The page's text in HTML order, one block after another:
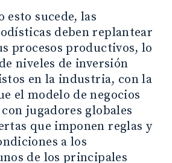
sucede, las
deben replantear
procesos productivos, lo
niveles de inversión
en la industria, con la
el modelo de negocios
jugadores globales
que imponen reglas y
a los
de los principales